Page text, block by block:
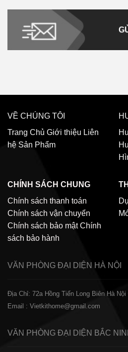
VỀ CHÚNG TÔI
Trang Chủ Giới thiệu Liên
hệ Sản Phẩm
CHÍNH SÁCH CHUNG
Chính sách thanh toán
Chính sách vận chuyển
Chính sách bảo mật Chính
sách bảo hành
VĂN PHÒNG ĐẠI DIỆN HÀ NỘI
Địa Chỉ: 72a Hồng Tiến Long Biên Hà Nội
Email : Vietkithome@gmail.com
VĂN PHÒNG ĐẠI DIỆN BẮC